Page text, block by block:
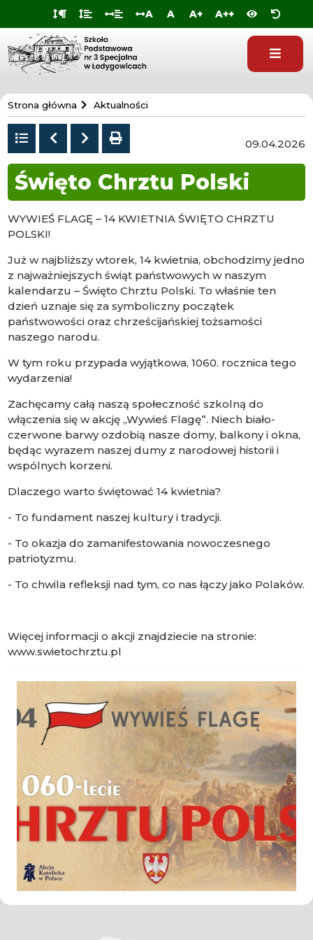
Przejdź do
Przejdź
treści
Przejdź
Przejdź A A A+ A++
Szkoła
Specjalna
w
Łodygowicach
Strona główna Aktualności
Powrót
do
listy
Poprzedni
Następny
drukuj 09.04.2026
Święto Chrztu Polski
WYWIEŚ FLAGĘ – 14 KWIETNIA ŚWIĘTO CHRZTU
POLSKI!
Już w najbliższy wtorek, 14 kwietnia, obchodzimy jedno
z najważniejszych świąt państwowych w naszym
kalendarzu – Święto Chrztu Polski. To właśnie ten
dzień uznaje się za symboliczny początek
państwowości oraz chrześcijańskiej tożsamości
naszego narodu.
W tym roku przypada wyjątkowa, 1060. rocznica tego
wydarzenia!
Zachęcamy całą naszą społeczność szkolną do
włączenia się w akcję „Wywieś Flagę”. Niech biało-
czerwone barwy ozdobią nasze domy, balkony i okna,
będąc wyrazem naszej dumy z narodowej historii i
wspólnych korzeni.
Dlaczego warto świętować 14 kwietnia?
- To fundament naszej kultury i tradycji.
- To okazja do zamanifestowania nowoczesnego
patriotyzmu.
- To chwila refleksji nad tym, co nas łączy jako Polaków.
Więcej informacji o akcji znajdziecie na stronie:
www.swietochrztu.pl